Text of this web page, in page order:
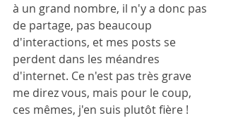
à un grand nombre, il n'y a donc pas
de partage, pas beaucoup
d'interactions, et mes posts se
perdent dans les méandres
d'internet. Ce n'est pas très grave
me direz vous, mais pour le coup,
ces mêmes, j'en suis plutôt fière !